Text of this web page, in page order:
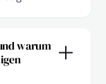
warum